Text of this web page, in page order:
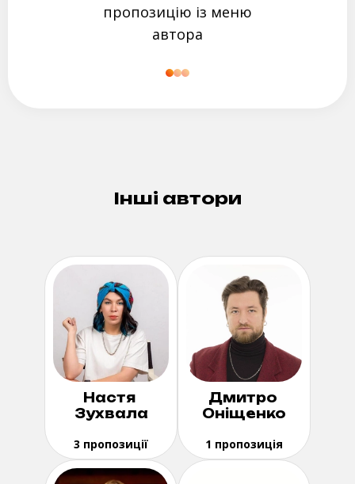
пропозицію із меню
автора
Інші автори
Настя
Зухвала
3 пропозиції
Дмитро
Оніщенко
1 пропозиція